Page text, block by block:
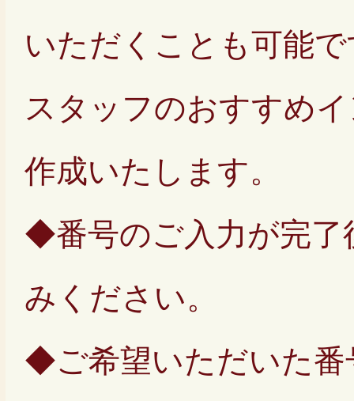
いただくことも可能
スタッフのおすすめ
作成いたします。
◆番号のご入力が完了
みください。
◆ご希望いただいた番